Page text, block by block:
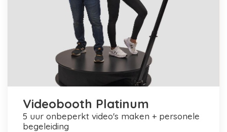
Videobooth Platinum
5 uur onbeperkt video's maken + personele
begeleiding